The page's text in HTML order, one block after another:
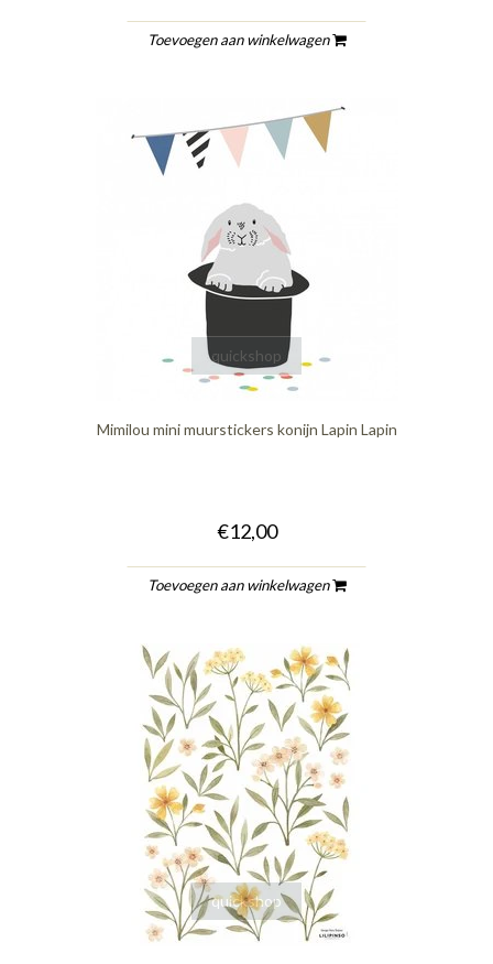
Toevoegen aan winkelwagen
quickshop
Mimilou mini muurstickers konijn Lapin Lapin
€12,00
Toevoegen aan winkelwagen
quickshop